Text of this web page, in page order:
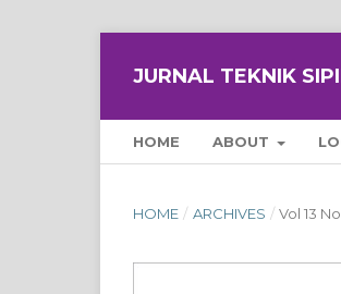
JURNAL TEKNIK
HOME ABOUT
HOME / ARCHIVES / Vol 13